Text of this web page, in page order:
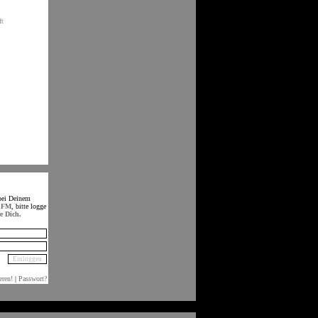
Deinem
FM , bitte logge
Dich.
| Passwort?